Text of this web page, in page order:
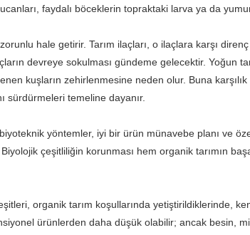
faydalı böceklerin topraktaki larva ya da
hale getirir. Tarım ilaçları, o ilaçlara karşı
devreye sokulması gündeme gelecektir. Yoğun
kuşların zehirlenmesine neden olur. Buna karşılık
sürdürmeleri temeline dayanır.
yöntemler, iyi bir ürün münavebe planı ve
çeşitliliğin korunması hem organik tarımın
organik tarım koşullarında yetiştirildiklerinde,
ürünlerden daha düşük olabilir; ancak besin,